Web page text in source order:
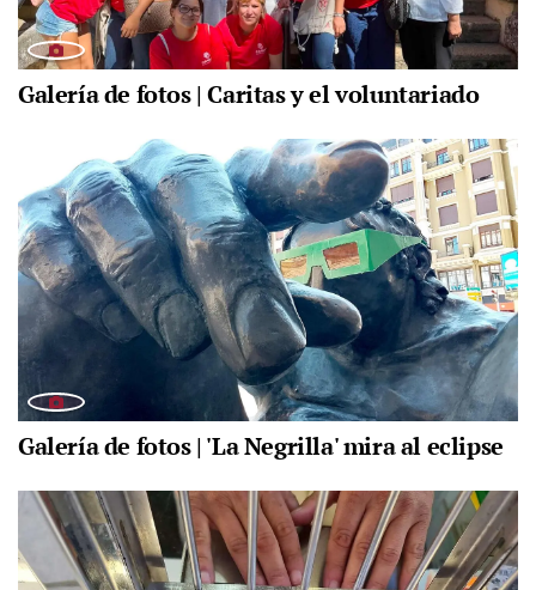
Galería de fotos | Caritas y el voluntariado
Galería de fotos | 'La Negrilla' mira al eclipse